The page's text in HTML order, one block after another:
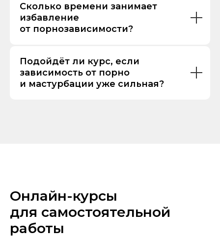
Сколько времени занимает
избавление
от порнозависимости?
Подойдёт ли курс, если
зависимость от порно
и мастурбации уже сильная?
Онлайн-курсы
для самостоятельной
работы